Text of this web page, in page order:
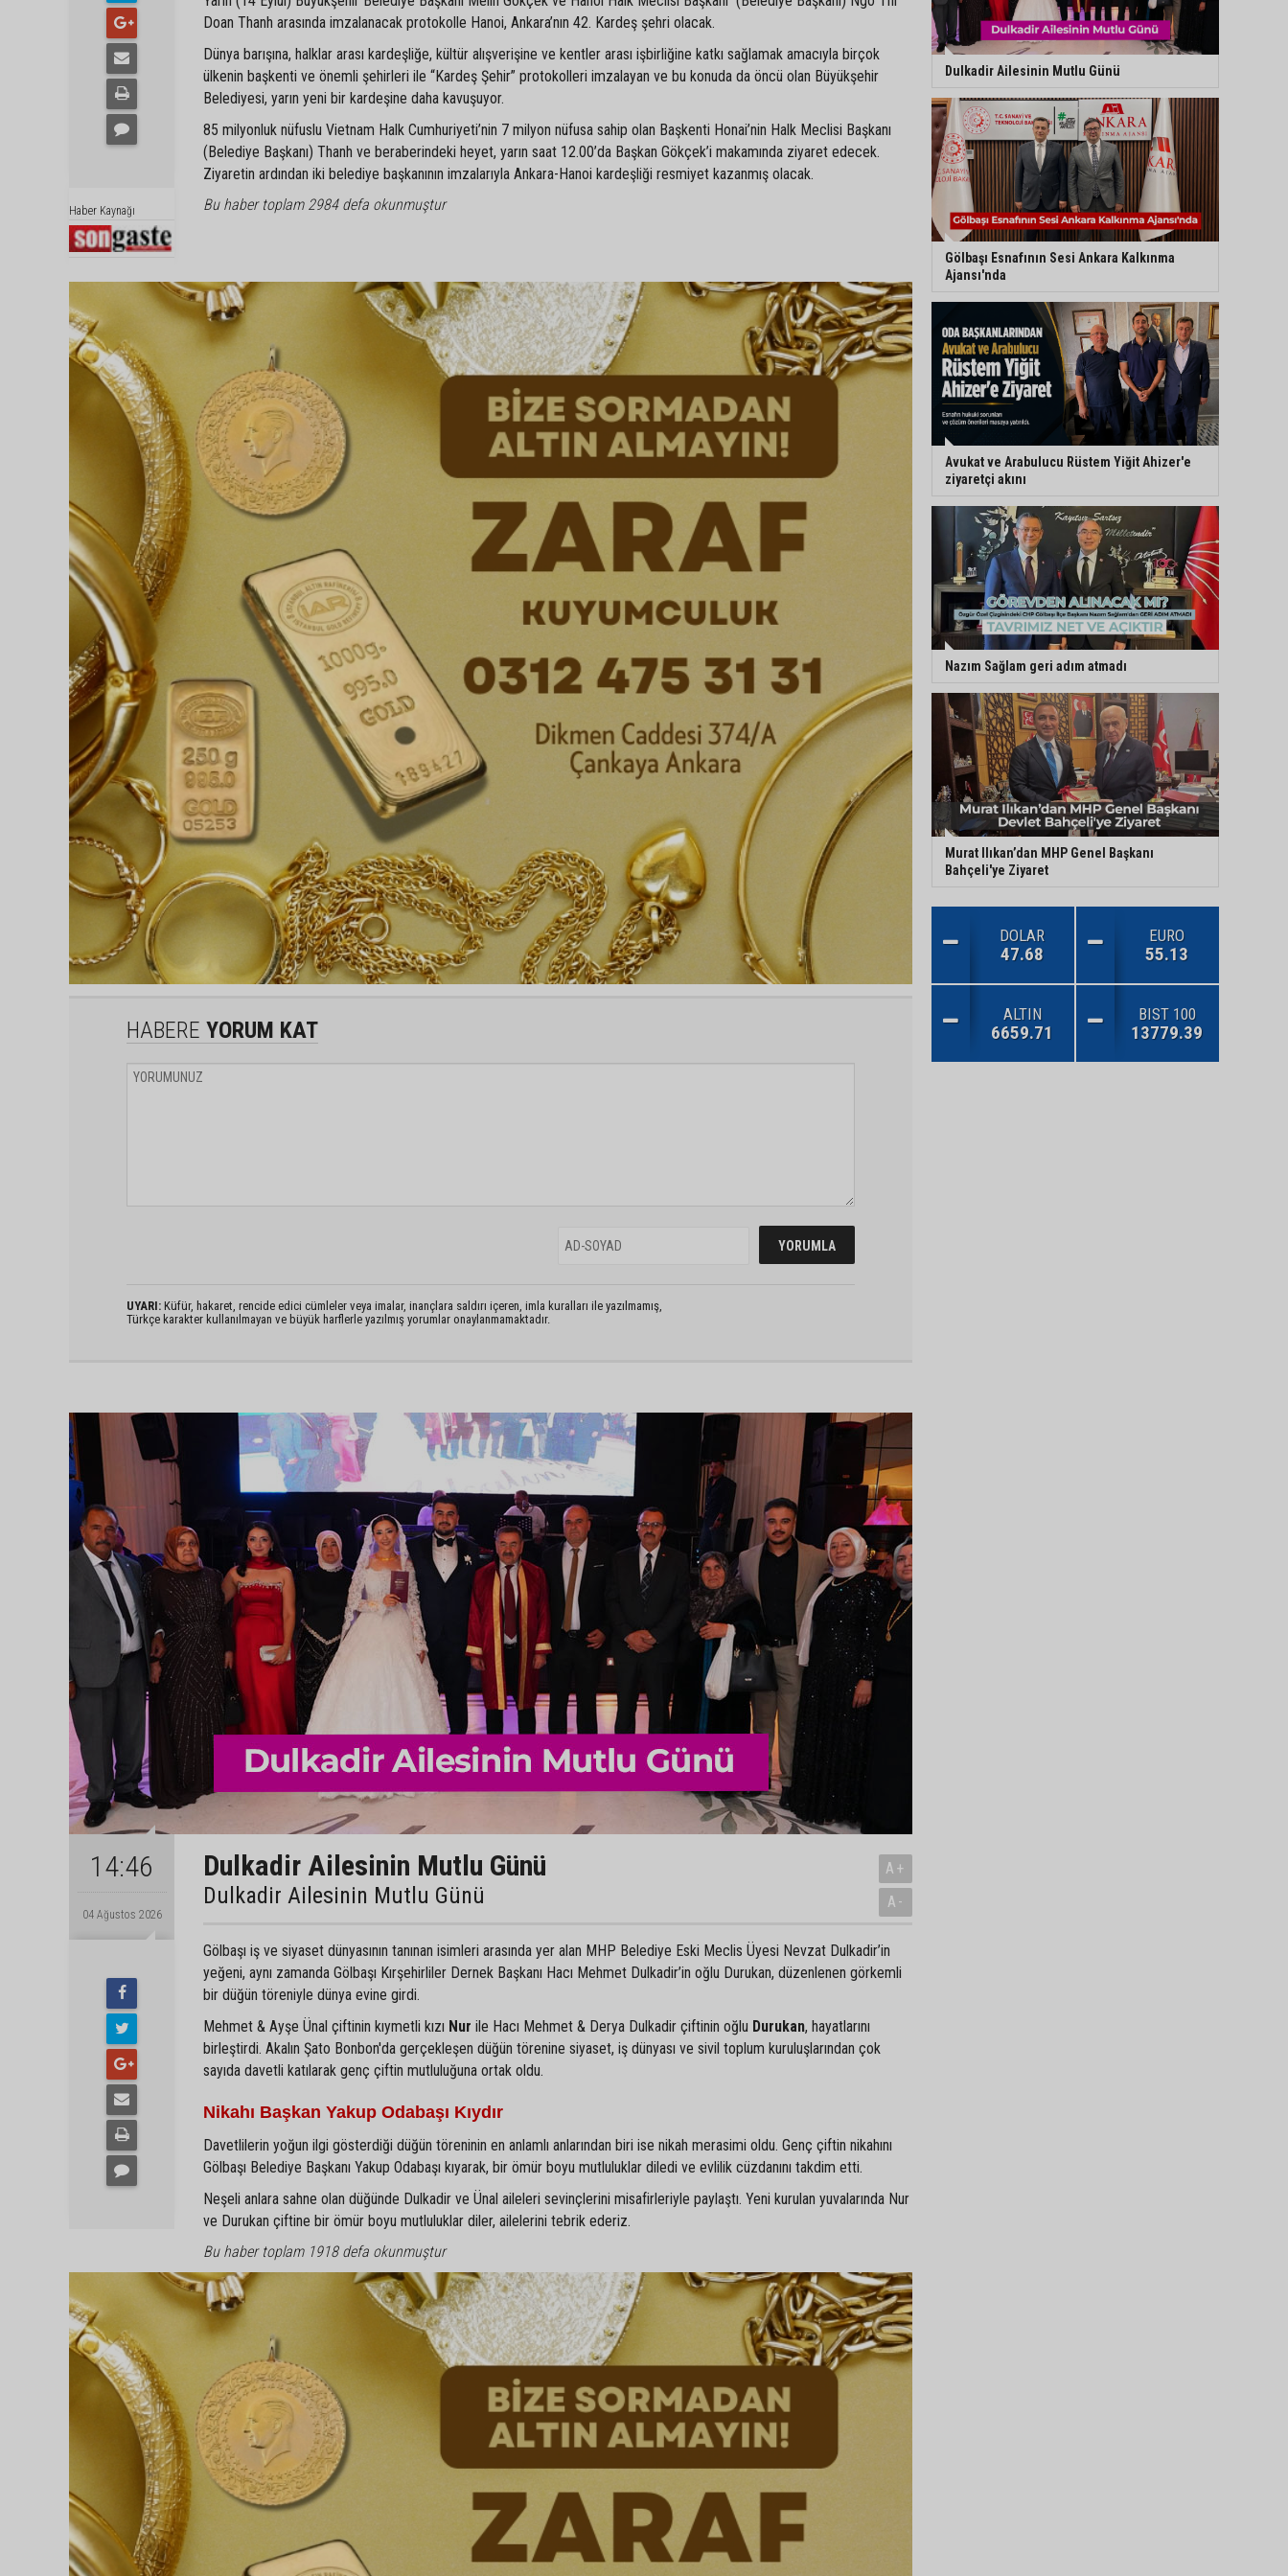
Haber Kaynağı
Doan Thanh arasında imzalanacak protokolle Hanoi, Ankara’nın 42. Kardeş şehri olacak.
Dünya barışına, halklar arası kardeşliğe, kültür alışverişine ve kentler arası işbirliğine katkı sağlamak amacıyla birçok
ülkenin başkenti ve önemli şehirleri ile “Kardeş Şehir” protokolleri imzalayan ve bu konuda da öncü olan Büyükşehir
Belediyesi, yarın yeni bir kardeşine daha kavuşuyor.
85 milyonluk nüfuslu Vietnam Halk Cumhuriyeti’nin 7 milyon nüfusa sahip olan Başkenti Honai’nin Halk Meclisi Başkanı
(Belediye Başkanı) Thanh ve beraberindeki heyet, yarın saat 12.00’da Başkan Gökçek’i makamında ziyaret edecek.
Ziyaretin ardından iki belediye başkanının imzalarıyla Ankara-Hanoi kardeşliği resmiyet kazanmış olacak.
Bu haber toplam 2984 defa okunmuştur
HABERE YORUM KAT
UYARI: Küfür, hakaret, rencide edici cümleler veya imalar, inançlara saldırı içeren, imla kuralları ile yazılmamış,
Türkçe karakter kullanılmayan ve büyük harflerle yazılmış yorumlar onaylanmamaktadır.
14:46
04 Ağustos 2026
Dulkadir Ailesinin Mutlu Günü
Dulkadir Ailesinin Mutlu Günü
A+
A-
Gölbaşı iş ve siyaset dünyasının tanınan isimleri arasında yer alan MHP Belediye Eski Meclis Üyesi Nevzat Dulkadir’in
yeğeni, aynı zamanda Gölbaşı Kırşehirliler Dernek Başkanı Hacı Mehmet Dulkadir’in oğlu Durukan, düzenlenen görkemli
bir düğün töreniyle dünya evine girdi.
Mehmet & Ayşe Ünal çiftinin kıymetli kızı Nur ile Hacı Mehmet & Derya Dulkadir çiftinin oğlu Durukan, hayatlarını
birleştirdi. Akalın Şato Bonbon'da gerçekleşen düğün törenine siyaset, iş dünyası ve sivil toplum kuruluşlarından çok
sayıda davetli katılarak genç çiftin mutluluğuna ortak oldu.
Nikahı Başkan Yakup Odabaşı Kıydır
Davetlilerin yoğun ilgi gösterdiği düğün töreninin en anlamlı anlarından biri ise nikah merasimi oldu. Genç çiftin nikahını
Gölbaşı Belediye Başkanı Yakup Odabaşı kıyarak, bir ömür boyu mutluluklar diledi ve evlilik cüzdanını takdim etti.
Neşeli anlara sahne olan düğünde Dulkadir ve Ünal aileleri sevinçlerini misafirleriyle paylaştı. Yeni kurulan yuvalarında Nur
ve Durukan çiftine bir ömür boyu mutluluklar diler, ailelerini tebrik ederiz.
Bu haber toplam 1918 defa okunmuştur
Dulkadir Ailesinin Mutlu Günü
Gölbaşı Esnafının Sesi Ankara Kalkınma
Ajansı'nda
Avukat ve Arabulucu Rüstem Yiğit Ahizer'e
ziyaretçi akını
Nazım Sağlam geri adım atmadı
Murat Ilıkan’dan MHP Genel Başkanı
Bahçeli'ye Ziyaret
DOLAR
47.68
EURO
55.13
ALTIN
6659.71
BIST 100
13779.39